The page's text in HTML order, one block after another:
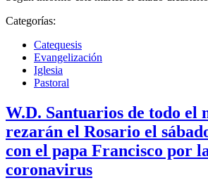
Categorías:
Catequesis
Evangelización
Iglesia
Pastoral
W.D. Santuarios de todo el
rezarán el Rosario el
con el papa Francisco por
coronavirus